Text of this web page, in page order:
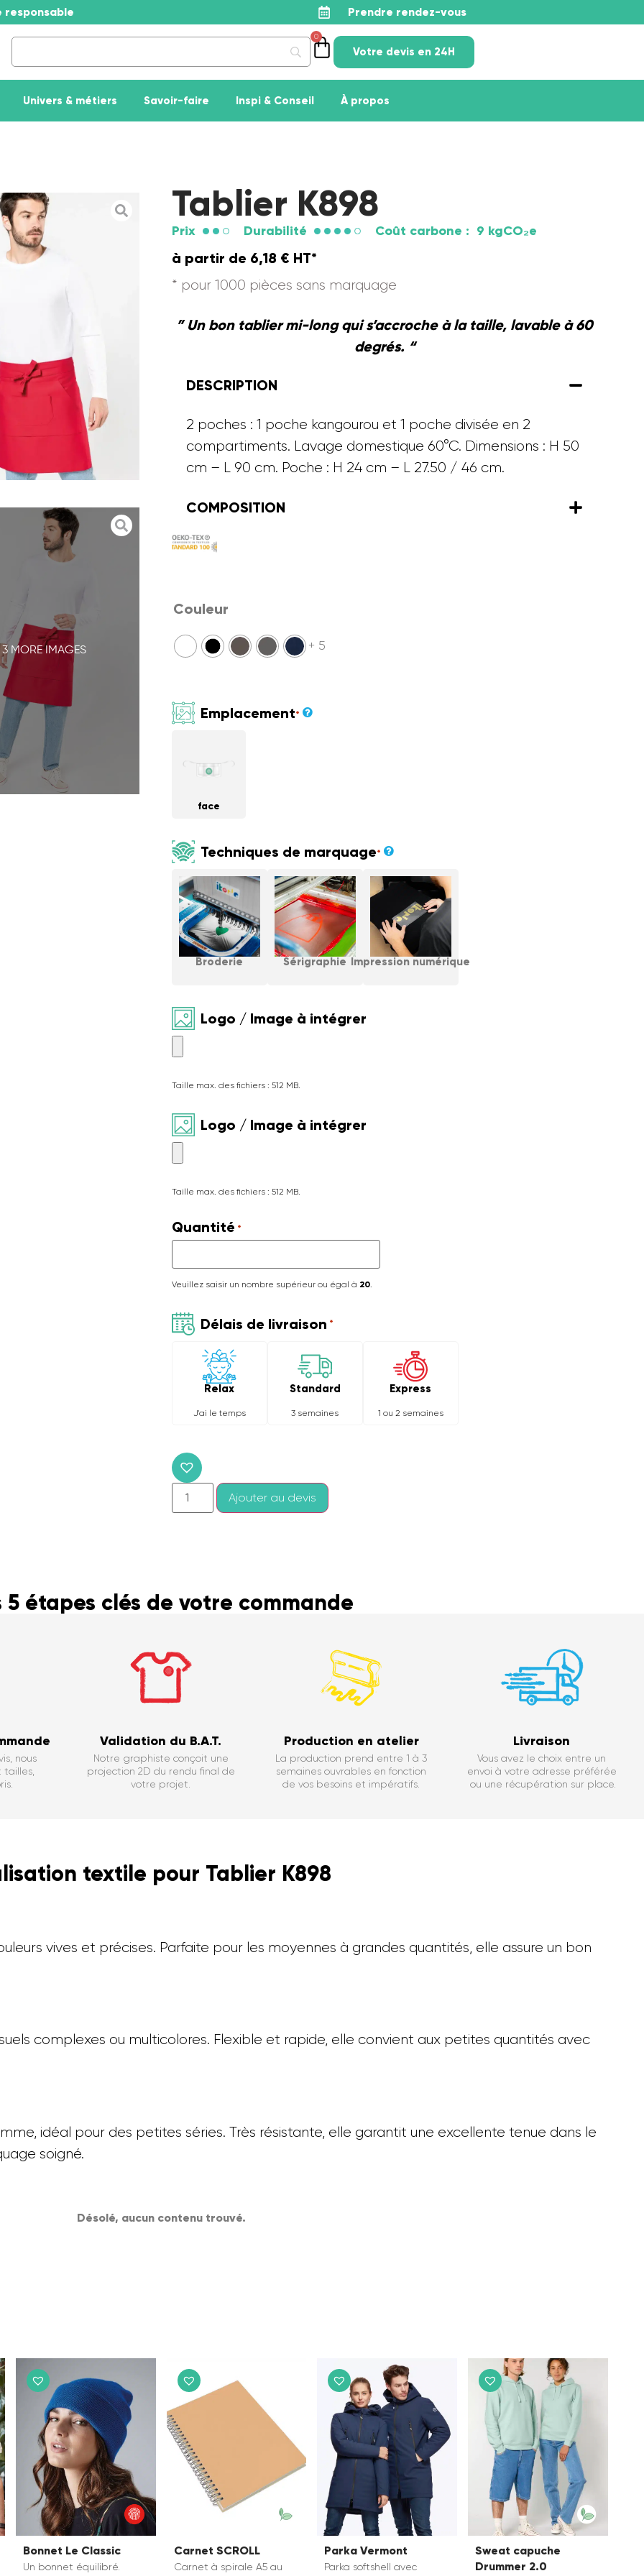
responsable Prendre rendez-vous
0
Votre devis en 24H
Univers & métiers Savoir-faire Inspi & Conseil À propos
MORE IMAGES
Tablier K898
Prix Durabilité Coût carbone : 9 kgCO₂e
à partir de 6,18 € HT*
* pour 1000 pièces sans marquage
” Un bon tablier mi-long qui s’accroche à la taille, lavable à 60
degrés. “
DESCRIPTION
2 poches : 1 poche kangourou et 1 poche divisée en 2
compartiments. Lavage domestique 60°C. Dimensions : H 50
cm – L 90 cm. Poche : H 24 cm – L 27.50 / 46 cm.
COMPOSITION
Couleur
+ 5
Emplacement*
face
Techniques de marquage*
Broderie Sérigraphie Impression numérique
Logo / Image à intégrer
Taille max. des fichiers : 512 MB.
Logo / Image à intégrer
Taille max. des fichiers : 512 MB.
Quantité *
Veuillez saisir un nombre supérieur ou égal à 20.
Délais de livraison *
Relax
J'ai le temps
Standard
3 semaines
Express
1 ou 2 semaines
Ajouter au devis
5 étapes clés de votre commande
nous
tailles,
Validation du B.A.T.
Notre graphiste conçoit une
projection 2D du rendu final de
votre projet.
Production en atelier
La production prend entre 1 à 3
semaines ouvrables en fonction
de vos besoins et impératifs.
Livraison
Vous avez le choix entre un
envoi à votre adresse préférée
ou une récupération sur place.
textile pour Tablier K898
vives et précises. Parfaite pour les moyennes à grandes quantités, elle assure un bon
complexes ou multicolores. Flexible et rapide, elle convient aux petites quantités avec
idéal pour des petites séries. Très résistante, elle garantit une excellente tenue dans le
soigné.
Désolé, aucun contenu trouvé.
Bonnet Le Classic
Un bonnet équilibré.
Carnet SCROLL
Carnet à spirale A5 au
Parka Vermont
Parka softshell avec
Sweat capuche
Drummer 2.0